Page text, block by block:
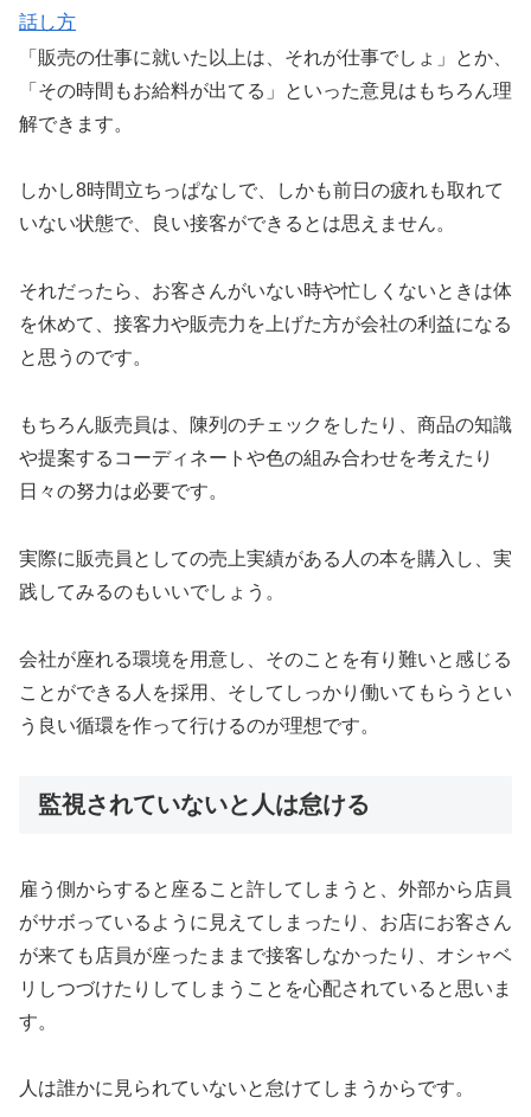
話し方
「販売の仕事に就いた以上は、それが仕事でしょ」とか、
「その時間もお給料が出てる」といった意見はもちろん理
解できます。
しかし8時間立ちっぱなしで、しかも前日の疲れも取れて
いない状態で、良い接客ができるとは思えません。
それだったら、お客さんがいない時や忙しくないときは体
を休めて、接客力や販売力を上げた方が会社の利益になる
と思うのです。
もちろん販売員は、陳列のチェックをしたり、商品の知識
や提案するコーディネートや色の組み合わせを考えたり
日々の努力は必要です。
実際に販売員としての売上実績がある人の本を購入し、実
践してみるのもいいでしょう。
会社が座れる環境を用意し、そのことを有り難いと感じる
ことができる人を採用、そしてしっかり働いてもらうとい
う良い循環を作って行けるのが理想です。
監視されていないと人は怠ける
雇う側からすると座ること許してしまうと、外部から店員
がサボっているように見えてしまったり、お店にお客さん
が来ても店員が座ったままで接客しなかったり、オシャベ
リしつづけたりしてしまうことを心配されていると思いま
す。
人は誰かに見られていないと怠けてしまうからです。